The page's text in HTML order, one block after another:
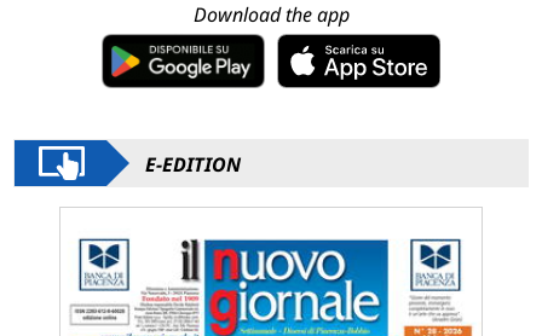
Download the app
E-EDITION